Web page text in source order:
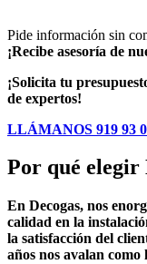
Pide información sin
¡Recibe asesoría de
¡Solicita tu
de expertos!
LLÁMANOS 919 93
Por qué elegir
En Decogas, nos
calidad en la
la satisfacción del
años nos avalan como